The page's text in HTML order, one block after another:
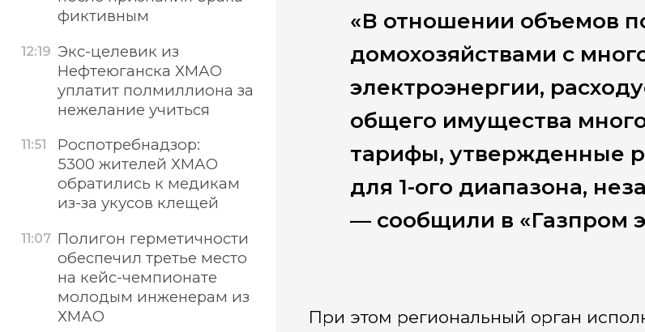
«В отношении объемов
домохозяйствами с
электроэнергии,
общего имущества
тарифы, утвержденные
для 1-ого диапазона,
— сообщили в «Газпром
При этом региональный орган
фиктивным
12:19 Экс-целевик из
Нефтеюганска ХМАО
уплатит полмиллиона за
нежелание учиться
11:51
Роспотребнадзор:
5300 жителей ХМАО
обратились к медикам
из-за укусов клещей
11:07 Полигон герметичности
обеспечил третье место
на кейс-чемпионате
молодым инженерам из
ХМАО